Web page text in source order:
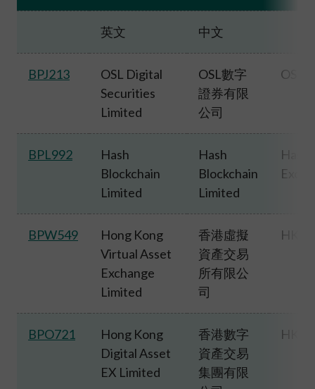
英文 中文
BPJ213
OSL Digital
Securities
Limited
OSL數字
證券有限
公司
OSL
BPL992
Hash
Blockchain
Limited
Hash
Blockchain
Limited
BPW549
Hong Kong
Virtual Asset
Exchange
Limited
香港虛擬
資產交易
所有限公
司
BPO721
Hong Kong
Digital Asset
EX Limited
香港數字
資產交易
集團有限